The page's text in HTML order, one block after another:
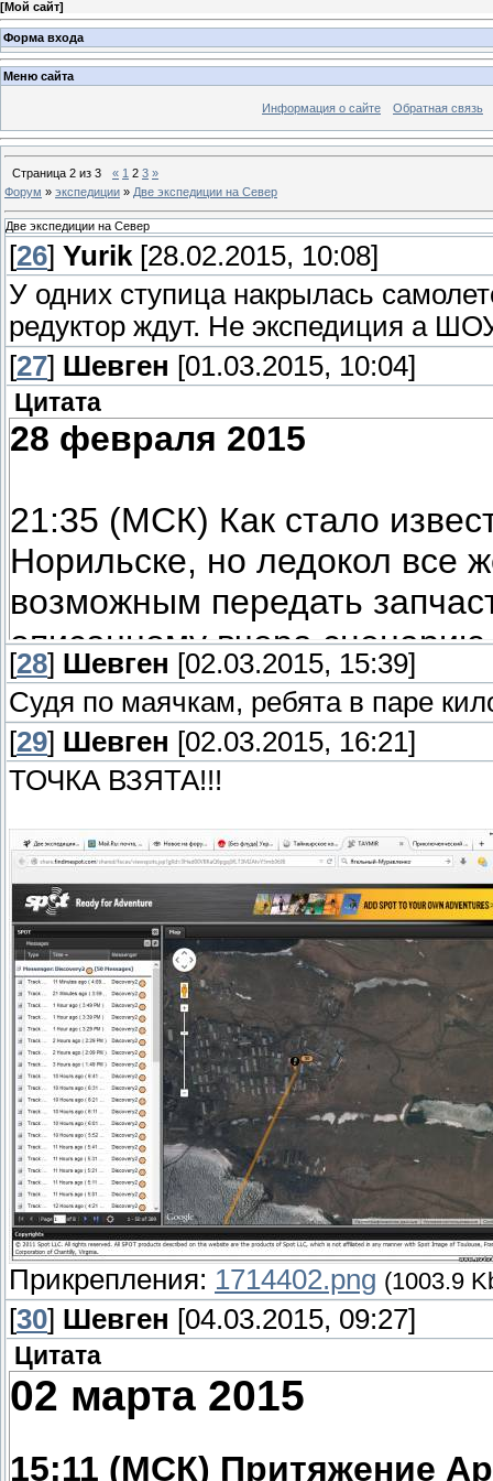
[Мой сайт]
Форма входа
Меню сайта
Информация о сайте Обратная связь
Страница 2 из 3 « 1 2 3 »
Форум » экспедиции » Две экспедиции на Север
Две экспедиции на Север
[26] Yurik [28.02.2015, 10:08]
У одних ступица накрылась
редуктор ждут. Не экспедиция а
[27] Шевген [01.03.2015, 10:04]
Цитата
28 февраля 2015
21:35 (МСК) Как стало
Норильске, но ледокол все
возможным передать
описанному вчера
(напомню: «Метель 2015»
полярной станции, а трое
пересаживаются в две
Алексей, который как раз
родился малыш! J
С утра долго искали выезд
торосов (по треку маячков
На улице заметно
плохая, снег стал
прочная корка наста,
серьезно препятствует
который не топчется.
Ребята «Метель 2015» на
колею. Мы идем караваном
Прошли сегодня
[28] Шевген [02.03.2015, 15:39]
Судя по маячкам, ребята в паре
[29] Шевген [02.03.2015, 16:21]
ТОЧКА ВЗЯТА!!!
Прикрепления: 1714402.png (1003.9
[30] Шевген [04.03.2015, 09:27]
Цитата
02 марта 2015
15:11 (МСК) Притяжение